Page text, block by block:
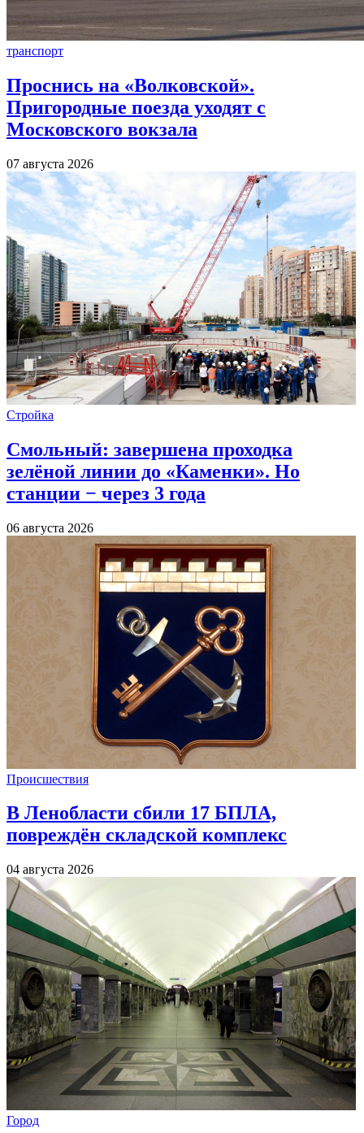
транспорт
Проснись на «Волковской».
Пригородные поезда уходят с
Московского вокзала
07 августа 2026
Стройка
Смольный: завершена проходка
зелёной линии до «Каменки». Но
станции − через 3 года
06 августа 2026
Происшествия
В Ленобласти сбили 17 БПЛА,
повреждён складской комплекс
04 августа 2026
Город